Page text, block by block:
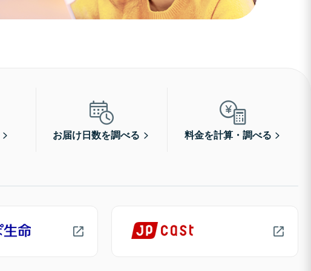
お届け日数を調べる 料金を計算・調べる